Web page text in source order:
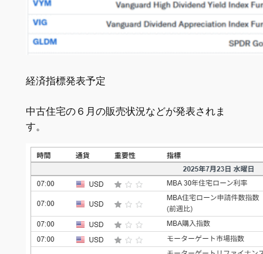
経済指標発表予定
中古住宅の６月の販売状況などが発表されま
す。